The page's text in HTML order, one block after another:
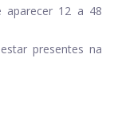
aparecer 12 a 48
presentes na